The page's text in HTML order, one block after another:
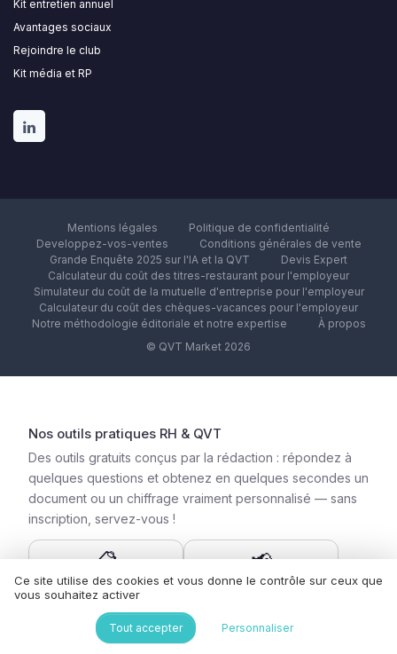
Kit entretien annuel
Avantages sociaux
Rejoindre le club
Kit média et RP
Mentions légales
Politique de confidentialité
Developpez-vos-ventes
Conditions générales de vente
Grande Enquête 2025 sur l'IA et la QVT
Devis Expert
Calculateur du coût des titres-restaurant pour l'employeur
Simulateur du coût de la mutuelle d'entreprise pour l'employeur
Calculateur du coût des chèques-vacances pour l'employeur
Notre méthodologie éditoriale et notre expertise
À propos
© QVT Market 2026
Nos outils pratiques RH & QVT
Des outils gratuits conçus par la rédaction : répondez à
quelques questions et obtenez en quelques secondes un
document ou un chiffrage vraiment personnalisé — sans
inscription, servez-vous !
📋
Générateur de fiche de
poste
📢
Générateur d’offre
📊 🏡
Ce site utilise des cookies et vous donne le contrôle sur ceux que
vous souhaitez activer
Tout accepter Personnaliser